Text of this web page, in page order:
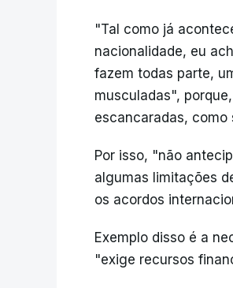
"Tal como já
nacionalidade, eu
fazem todas parte,
musculadas",
escancaradas, como
Por isso, "não
algumas limitações
os acordos
Exemplo disso é a
"exige recursos